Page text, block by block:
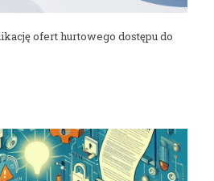
ofert hurtowego dostępu do